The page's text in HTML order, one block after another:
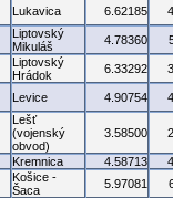
Lukavica 6.62185
Liptovský
Mikuláš
4.78360
Liptovský
Hrádok
6.33292
Levice 4.90754
Lešť
(vojenský
obvod)
3.58500
Kremnica 4.58713
Košice -
Šaca
5.97081